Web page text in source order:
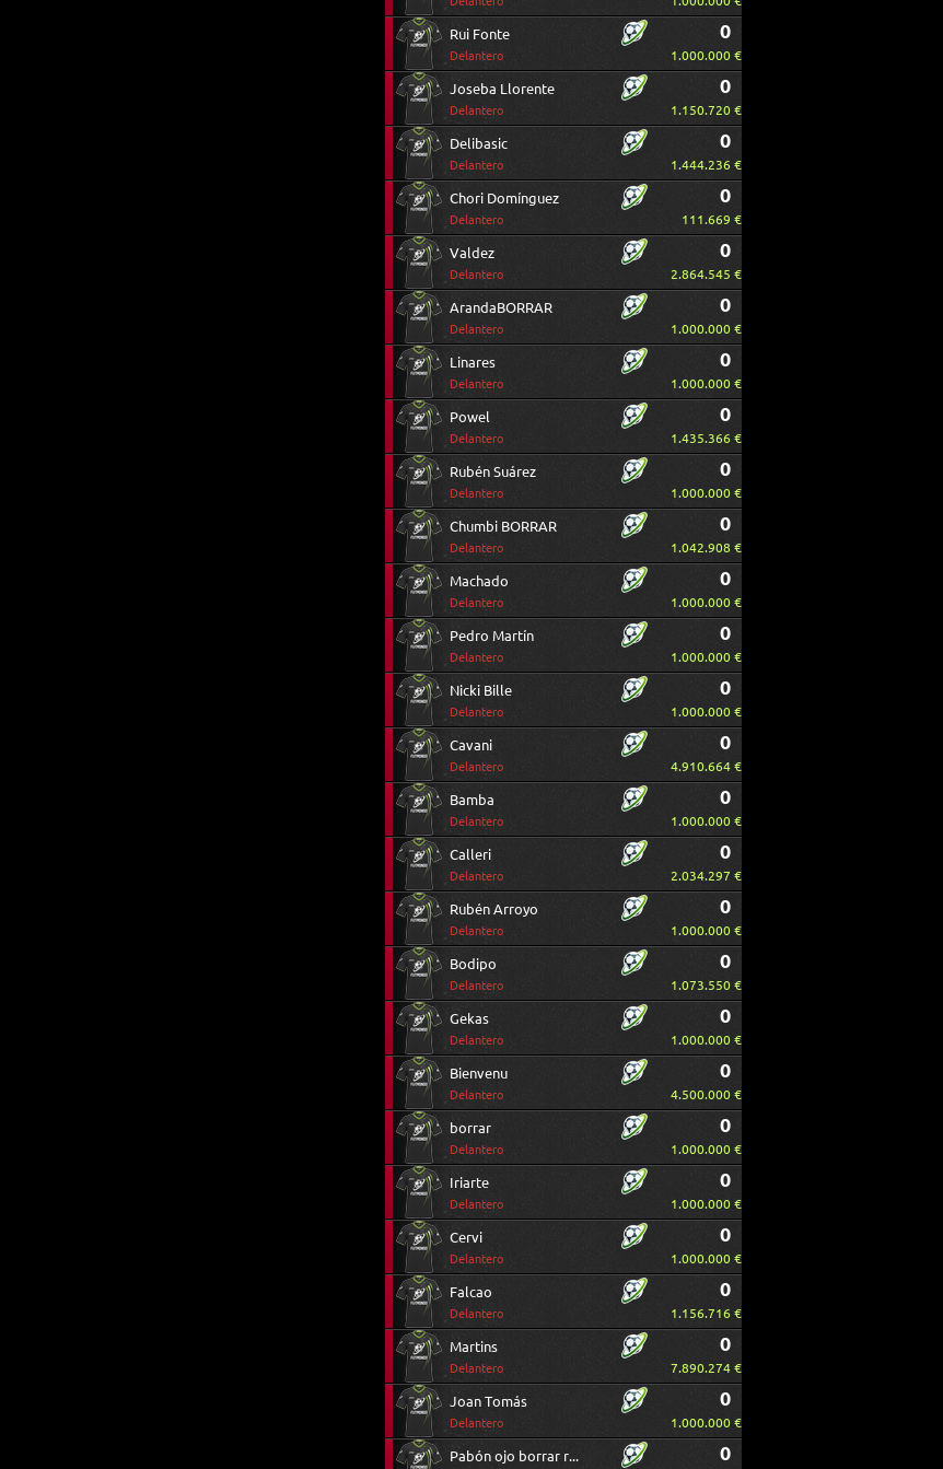
Rui Fonte
Delantero
0
1.000.000 €
Joseba Llorente
Delantero
0
1.150.720 €
Delibasic
Delantero
0
1.444.236 €
Chori Domínguez
Delantero
0
111.669 €
Valdez
Delantero
0
2.864.545 €
ArandaBORRAR
Delantero
0
1.000.000 €
Linares
Delantero
0
1.000.000 €
Powel
Delantero
0
1.435.366 €
Rubén Suárez
Delantero
0
1.000.000 €
Chumbi BORRAR
Delantero
0
1.042.908 €
Machado
Delantero
0
1.000.000 €
Pedro Martín
Delantero
0
1.000.000 €
Nicki Bille
Delantero
0
1.000.000 €
Cavani
Delantero
0
4.910.664 €
Bamba
Delantero
0
1.000.000 €
Calleri
Delantero
0
2.034.297 €
Rubén Arroyo
Delantero
0
1.000.000 €
Bodipo
Delantero
0
1.073.550 €
Gekas
Delantero
0
1.000.000 €
Bienvenu
Delantero
0
4.500.000 €
borrar
Delantero
0
1.000.000 €
Iriarte
Delantero
0
1.000.000 €
Cervi
Delantero
0
1.000.000 €
Falcao
Delantero
0
1.156.716 €
Martins
Delantero
0
7.890.274 €
Joan Tomás
Delantero
0
1.000.000 €
Pabón ojo borrar repetido 0